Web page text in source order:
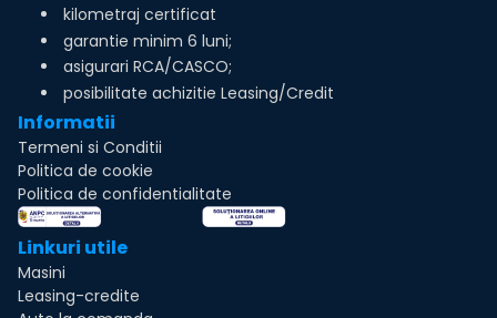
kilometraj certificat
garantie minim 6 luni;
asigurari RCA/CASCO;
posibilitate achizitie Leasing/Credit
Informatii
Termeni si Conditii
Politica de cookie
Politica de confidentialitate
Linkuri utile
Masini
Leasing-credite